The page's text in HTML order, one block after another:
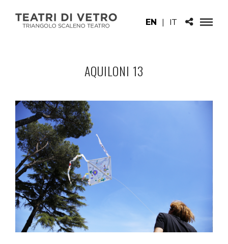
EN | IT
AQUILONI 13